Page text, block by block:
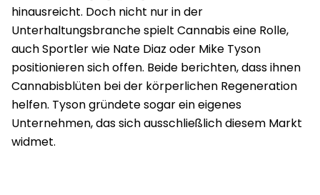
hinausreicht. Doch nicht nur in der
Unterhaltungsbranche spielt Cannabis eine Rolle,
auch Sportler wie Nate Diaz oder Mike Tyson
positionieren sich offen. Beide berichten, dass ihnen
Cannabisblüten bei der körperlichen Regeneration
helfen. Tyson gründete sogar ein eigenes
Unternehmen, das sich ausschließlich diesem Markt
widmet.